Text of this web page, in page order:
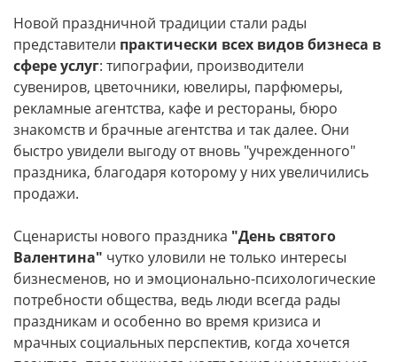
Новой праздничной традиции стали рады
представители практически всех видов бизнеса в
сфере услуг: типографии, производители
сувениров, цветочники, ювелиры, парфюмеры,
рекламные агентства, кафе и рестораны, бюро
знакомств и брачные агентства и так далее. Они
быстро увидели выгоду от вновь "учрежденного"
праздника, благодаря которому у них увеличились
продажи.
Сценаристы нового праздника "День святого
Валентина" чутко уловили не только интересы
бизнесменов, но и эмоционально-психологические
потребности общества, ведь люди всегда рады
праздникам и особенно во время кризиса и
мрачных социальных перспектив, когда хочется